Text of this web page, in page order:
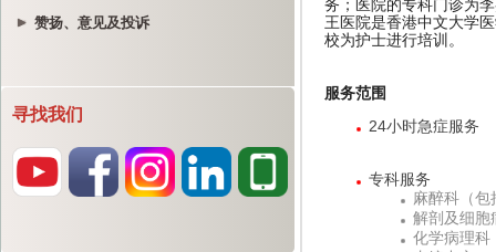
赞扬、意见及投诉
寻找我们